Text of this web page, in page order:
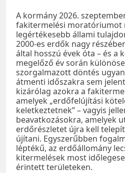
A kormány 2026.
fakitermelési moratóriumot
legértékesebb állami
2000-es erdők nagy
által hosszú évek óta – és a
megelőző év során
szorgalmazott döntés
átmenti időszakra sem
kizárólag azokra a
amelyek „erdőfelújítási
keletkeztetnek” – vagyis
beavatkozásokra, amelyek
erdőrészletet újra kell
újítani. Egyszerűbben
léptékű, az erdőállomány
kitermelések most
érintett területeken.